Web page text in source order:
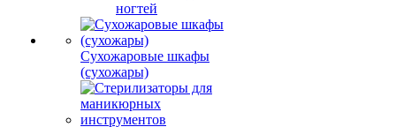
ногтей
Сухожаровые шкафы
(сухожары)